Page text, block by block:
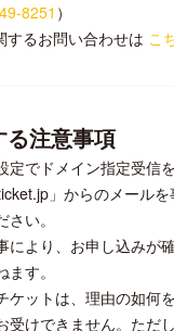
8251 ）
するお問い合わせは こ
る注意事項
定でドメイン指定受信
」からのメール
い。
により、お申し込みが
す。
ケットは、理由の如何
受けできません。ただ